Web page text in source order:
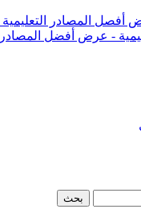
- عرض أفضل المصادر